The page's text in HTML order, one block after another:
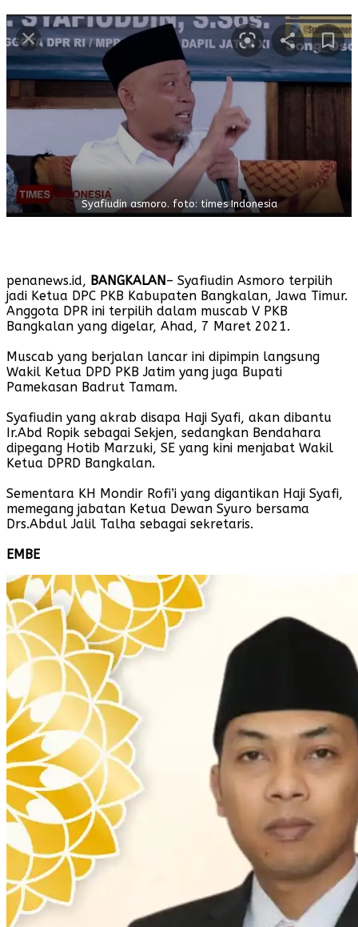
Syafiudin asmoro. foto: times Indonesia
penanews.id, BANGKALAN – Syafiudin Asmoro terpilih
jadi Ketua DPC PKB Kabupaten Bangkalan, Jawa Timur.
Anggota DPR ini terpilih dalam muscab V PKB
Bangkalan yang digelar, Ahad, 7 Maret 2021.
Muscab yang berjalan lancar ini dipimpin langsung
Wakil Ketua DPD PKB Jatim yang juga Bupati
Pamekasan Badrut Tamam.
Syafiudin yang akrab disapa Haji Syafi, akan dibantu
Ir.Abd Ropik sebagai Sekjen, sedangkan Bendahara
dipegang Hotib Marzuki, SE yang kini menjabat Wakil
Ketua DPRD Bangkalan.
Sementara KH Mondir Rofi’i yang digantikan Haji Syafi,
memegang jabatan Ketua Dewan Syuro bersama
Drs.Abdul Jalil Talha sebagai sekretaris.
EMBE